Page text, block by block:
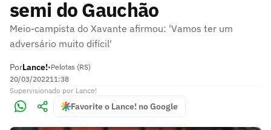
semi do Gauchão
Meio-campista do Xavante afirmou: 'Vamos ter um
adversário muito difícil'
PorLance!•Pelotas (RS)
20/03/202211:38
Supervisionado por Lance!
Favorite o Lance! no Google